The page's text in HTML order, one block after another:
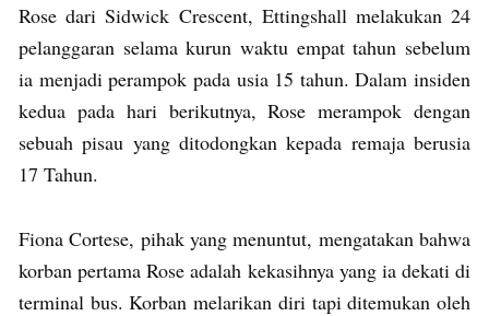
Rose dari Sidwick Crescent, Ettingshall melakukan 24
pelanggaran selama kurun waktu empat tahun sebelum
ia menjadi perampok pada usia 15 tahun. Dalam insiden
kedua pada hari berikutnya, Rose merampok dengan
sebuah pisau yang ditodongkan kepada remaja berusia
17 Tahun.
Fiona Cortese, pihak yang menuntut, mengatakan bahwa
korban pertama Rose adalah kekasihnya yang ia dekati di
terminal bus. Korban melarikan diri tapi ditemukan oleh